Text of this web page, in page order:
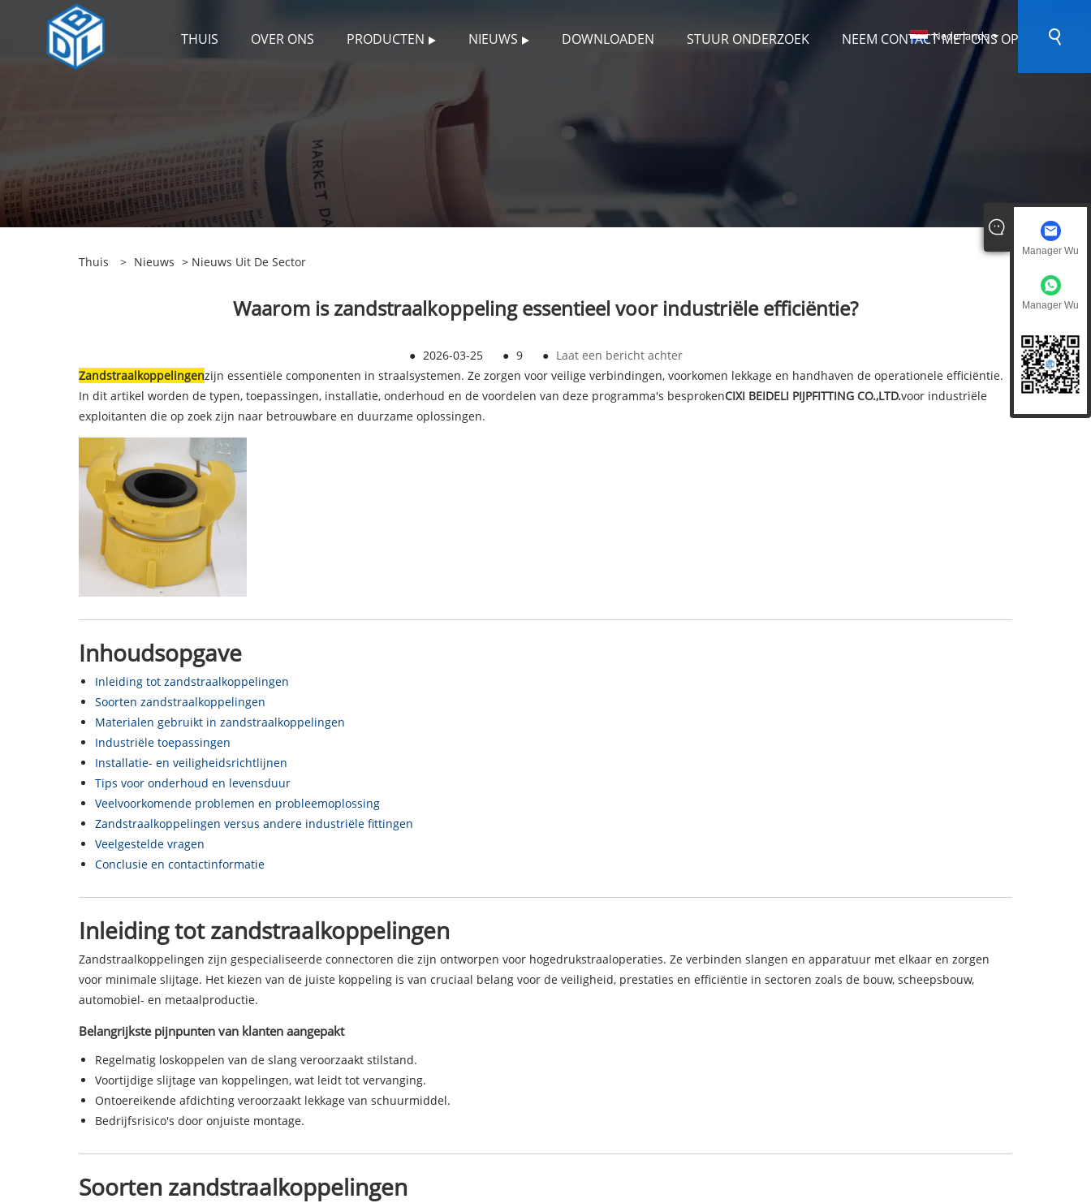
THUIS OVER ONS PRODUCTEN NIEUWS DOWNLOADEN STUUR ONDERZOEK NEEM CONTACT MET ONS OP
Nederlands
Thuis > Nieuws > Nieuws Uit De Sector
Waarom is zandstraalkoppeling essentieel voor industriële efficiëntie?
● 2026-03-25 ● 9 ● Laat een bericht achter
Zandstraalkoppelingenzijn essentiële componenten in straalsystemen. Ze zorgen voor veilige verbindingen, voorkomen lekkage en handhaven de operationele efficiëntie.
In dit artikel worden de typen, toepassingen, installatie, onderhoud en de voordelen van deze programma's besprokenCIXI BEIDELI PIJPFITTING CO.,LTD.voor industriële
exploitanten die op zoek zijn naar betrouwbare en duurzame oplossingen.
Inhoudsopgave
Inleiding tot zandstraalkoppelingen
Soorten zandstraalkoppelingen
Materialen gebruikt in zandstraalkoppelingen
Industriële toepassingen
Installatie- en veiligheidsrichtlijnen
Tips voor onderhoud en levensduur
Veelvoorkomende problemen en probleemoplossing
Zandstraalkoppelingen versus andere industriële fittingen
Veelgestelde vragen
Conclusie en contactinformatie
Inleiding tot zandstraalkoppelingen
Zandstraalkoppelingen zijn gespecialiseerde connectoren die zijn ontworpen voor hogedrukstraaloperaties. Ze verbinden slangen en apparatuur met elkaar en zorgen
voor minimale slijtage. Het kiezen van de juiste koppeling is van cruciaal belang voor de veiligheid, prestaties en efficiëntie in sectoren zoals de bouw, scheepsbouw,
automobiel- en metaalproductie.
Belangrijkste pijnpunten van klanten aangepakt
Regelmatig loskoppelen van de slang veroorzaakt stilstand.
Voortijdige slijtage van koppelingen, wat leidt tot vervanging.
Ontoereikende afdichting veroorzaakt lekkage van schuurmiddel.
Bedrijfsrisico's door onjuiste montage.
Soorten zandstraalkoppelingen
Manager Wu
Manager Wu